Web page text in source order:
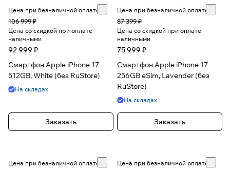
Цена при безналичной оплате
106 999 ₽
Цена со скидкой при оплате
наличными
92 999 ₽
Смартфон Apple iPhone 17
512GB, White (без RuStore)
На складах
Заказать
Цена при безналичной оплате
87 399 ₽
Цена со скидкой при оплате
наличными
75 999 ₽
Смартфон Apple iPhone 17
256GB eSim, Lavender (без
RuStore)
На складах
Заказать
Цена при безналичной оплате
Цена при безналичной оплате